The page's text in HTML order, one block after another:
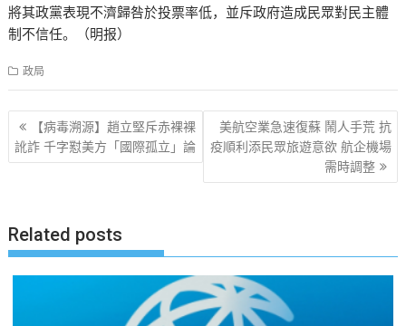
將其政黨表現不濟歸咎於投票率低，並斥政府造成民眾對民主體
制不信任。（明报）
政局
文
章
【病毒溯源】趙立堅斥赤裸裸
訛詐 千字懟美方「國際孤立」論
美航空業急速復蘇 鬧人手荒 抗
疫順利添民眾旅遊意欲 航企機場
需時調整
Related posts